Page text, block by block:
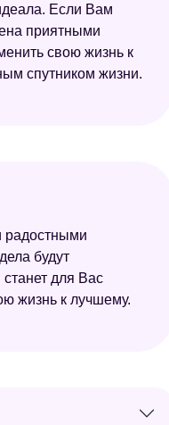
Если Вам
приятными
свою жизнь к
спутником жизни.
радостными
будут
для Вас
жизнь к лучшему.